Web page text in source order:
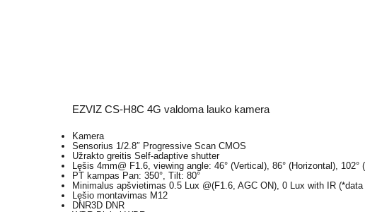
EZVIZ CS-H8C 4G valdoma lauko kamera
Kamera
Sensorius 1/2.8″ Progressive Scan CMOS
Užrakto greitis Self-adaptive shutter
Lęšis 4mm@ F1.6, viewing angle: 46° (Vertical), 86° (Horizontal),
PT kampas Pan: 350°, Tilt: 80°
Minimalus apšvietimas 0.5 Lux @(F1.6, AGC ON), 0 Lux with IR
Lęšio montavimas M12
DNR3D DNR